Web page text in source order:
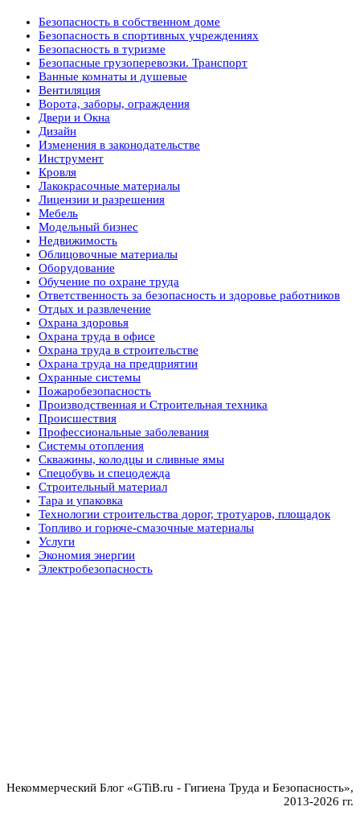
Безопасность в собственном доме
Безопасность в спортивных учреждениях
Безопасность в туризме
Безопасные грузоперевозки. Транспорт
Ванные комнаты и душевые
Вентиляция
Ворота, заборы, ограждения
Двери и Окна
Дизайн
Изменения в законодательстве
Инструмент
Кровля
Лакокрасочные материалы
Лицензии и разрешения
Мебель
Модельный бизнес
Недвижимость
Облицовочные материалы
Оборудование
Обучение по охране труда
Ответственность за безопасность и здоровье работников
Отдых и развлечение
Охрана здоровья
Охрана труда в офисе
Охрана труда в строительстве
Охрана труда на предприятии
Охранные системы
Пожаробезопасность
Производственная и Строительная техника
Происшествия
Профессиональные заболевания
Системы отопления
Скважины, колодцы и сливные ямы
Спецобувь и спецодежда
Строительный материал
Тара и упаковка
Технологии строительства дорог, тротуаров, площадок
Топливо и горюче-смазочные материалы
Услуги
Экономия энергии
Электробезопасность
Некоммерческий Блог «GTiB.ru - Гигиена Труда и Безопасность»,
2013-2026 гг.